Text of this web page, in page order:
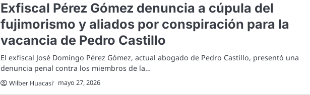
Exfiscal Pérez Gómez denuncia a cúpula del
fujimorismo y aliados por conspiración para la
vacancia de Pedro Castillo
El exfiscal José Domingo Pérez Gómez, actual abogado de Pedro Castillo, presentó una
denuncia penal contra los miembros de la…
Wilber Huacasi mayo 27, 2026